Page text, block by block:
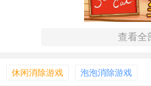
1. 精美画面：游戏采用卡通风格
查看全
休闲消除游戏 泡泡消除游戏